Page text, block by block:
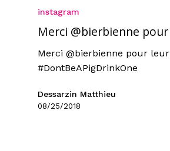
instagram
Merci @bierbienne
Merci @bierbienne pour
#DontBeAPigDrinkOne
Dessarzin Matthieu
08/25/2018